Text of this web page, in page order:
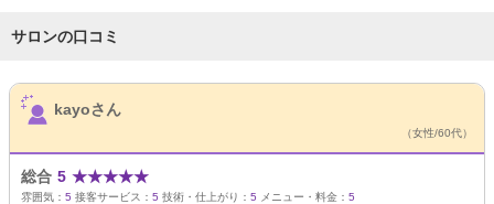
サロンの口コミ
サロンPick Up
kayoさん
（女性/60代）
総合 5 ★★★★★
雰囲気： 5 接客サービス： 5 技術・仕上がり： 5 メニュー・料金： 5